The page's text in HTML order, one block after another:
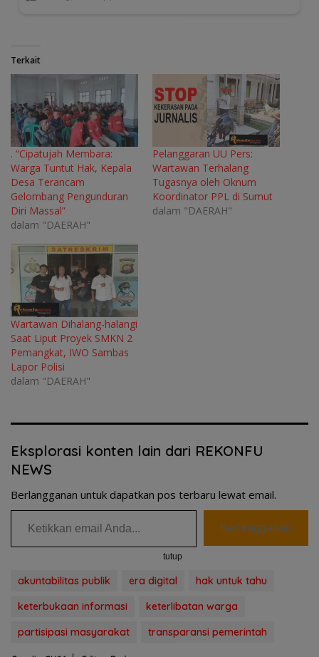
Terkait
. “Cipatujah Membara:
Warga Tuntut Hak, Kepala
Desa Terancam
Gelombang Pengunduran
Diri Massal”
dalam "DAERAH"
Pelanggaran UU Pers:
Wartawan Terhalang
Tugasnya oleh Oknum
Koordinator PPL di Sumut
dalam "DAERAH"
Wartawan Dihalang-halangi
Saat Liput Proyek SMKN 2
Pemangkat, IWO Sambas
Lapor Polisi
dalam "DAERAH"
Eksplorasi konten lain dari REKONFU
NEWS
Berlangganan untuk dapatkan pos terbaru lewat email.
Ketikkan email Anda...
Berlangganan
akuntabilitas publik era digital
hak untuk tahu
keterbukaan informasi
keterlibatan warga
partisipasi masyarakat
transparansi pemerintah
tutup